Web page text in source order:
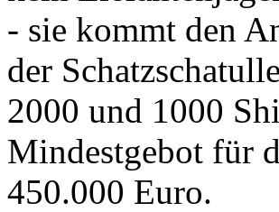
- sie kommt den
der
2000 und 1000
Mindestgebot für
450.000 Euro.